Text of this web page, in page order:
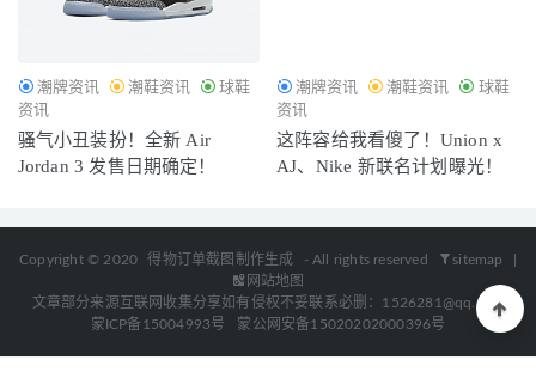
潮牌资讯 潮鞋资讯
球鞋
资讯
骚气小丑装扮！全新 Air
Jordan 3 发售日期确定！
潮牌资讯 潮鞋资讯
球鞋
资讯
这阵容给我看傻了！Union x
AJ、Nike 新联名计划曝光！
Copyright © 2020 得物订单截图制作生成 - All rights reserved sitemap
网站地图
文章部分来源互联网收集分享如有侵权不妥联系必删：1526281@qq.com
蒙ICP备15004993号
蒙公网安备15020202000396号